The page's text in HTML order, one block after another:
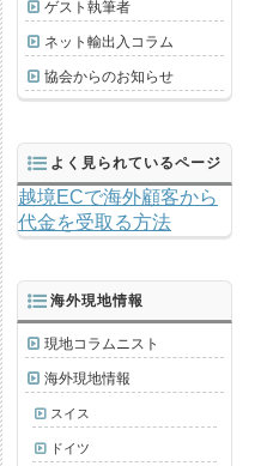
ゲスト執筆者
ネット輸出入コラム
協会からのお知らせ
よく見られているページ
越境ECで海外顧客から
代金を受取る方法
海外現地情報
現地コラムニスト
海外現地情報
スイス
ドイツ